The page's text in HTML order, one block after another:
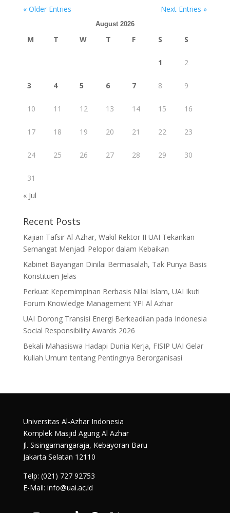
« Older Entries Next Entries »
August 2026
M T W T F S S
1 2
3 4 5 6 7 8 9
10 11 12 13 14 15 16
17 18 19 20 21 22 23
24 25 26 27 28 29 30
31
« Jul
Recent Posts
Kajian Tafsir Al-Azhar, Wakil Rektor II UAI Tekankan
Semangat Menjadi Pelopor dalam Kebaikan
Kabinet Bayangan Dinilai Bermasalah, Tak Punya Basis
Konstituen Jelas
Perkuat Kepemimpinan Berbasis Nilai Islam, UAI Ikuti
Forum Knowledge Management YPI Al Azhar
UAI Dorong Transisi Energi Berkeadilan pada Indonesia
Social Responsibility Awards 2026
Bekali Mahasiswa Hadapi Dunia Kerja, FISIP UAI Gelar
Kuliah Umum tentang Pentingnya Berorganisasi
Universitas Al-Azhar Indonesia
Komplek Masjid Agung Al Azhar
Jl. Sisingamangaraja, Kebayoran Baru
Jakarta Selatan 12110
Telp: (021) 727 92753
E-Mail: info@uai.ac.id